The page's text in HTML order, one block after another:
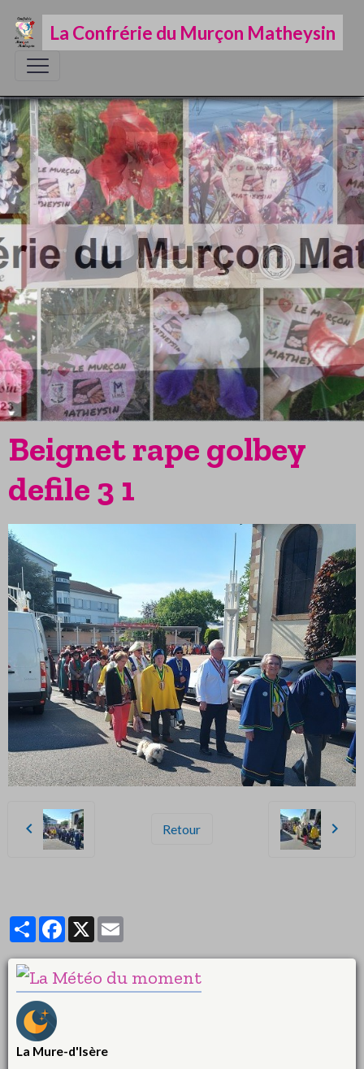
La Confrérie du Murçon Matheysin
Beignet rape golbey
defile 3 1
Retour
PartagerFacebook
X
La Mure-d'Isère